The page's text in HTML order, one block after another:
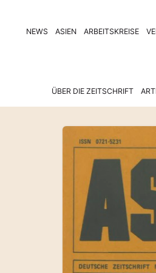
NEWS ASIEN ARBEITSKREISE
ÜBER DIE ZEITSCHRIFT